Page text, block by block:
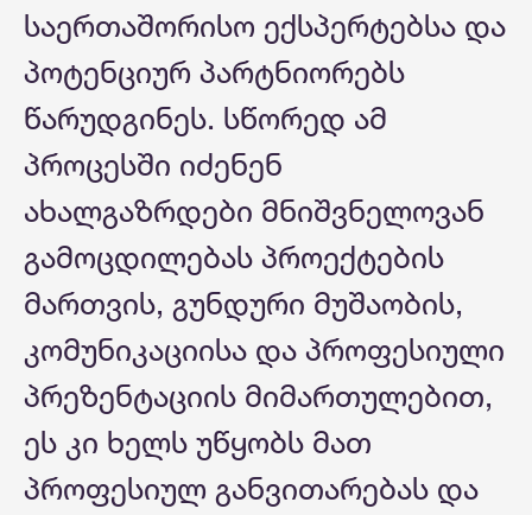
საერთაშორისო ექსპერტებსა და
პოტენციურ პარტნიორებს
წარუდგინეს. სწორედ ამ
პროცესში იძენენ
ახალგაზრდები მნიშვნელოვან
გამოცდილებას პროექტების
მართვის, გუნდური მუშაობის,
კომუნიკაციისა და პროფესიული
პრეზენტაციის მიმართულებით,
ეს კი ხელს უწყობს მათ
პროფესიულ განვითარებას და